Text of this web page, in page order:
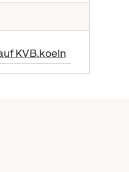
KVB.koeln